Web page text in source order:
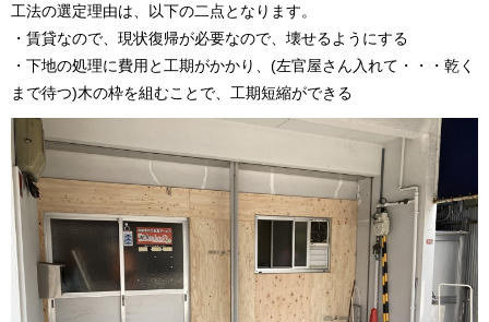
工法の選定理由は、以下の二点となります。
・賃貸なので、現状復帰が必要なので、壊せるようにする
・下地の処理に費用と工期がかかり、(左官屋さん入れて・・・乾く
まで待つ)木の枠を組むことで、工期短縮ができる